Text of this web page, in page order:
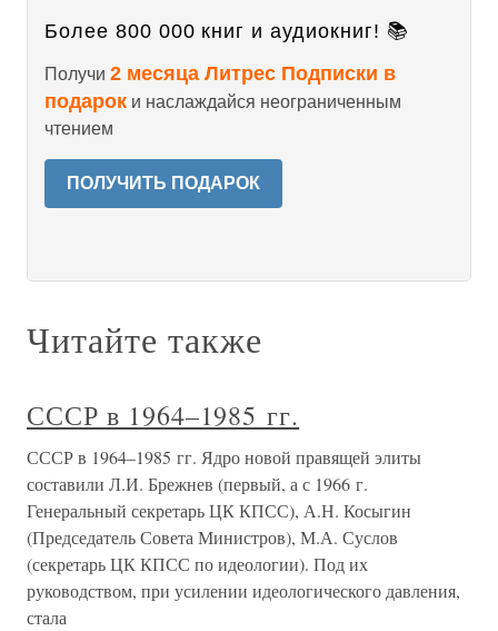
Более 800 000 книг и аудиокниг! 📚
Получи 2 месяца Литрес Подписки в
подарок и наслаждайся неограниченным
чтением
ПОЛУЧИТЬ ПОДАРОК
Читайте также
СССР в 1964–1985 гг.
СССР в 1964–1985 гг. Ядро новой правящей элиты
составили Л.И. Брежнев (первый, а с 1966 г.
Генеральный секретарь ЦК КПСС), А.Н. Косыгин
(Председатель Совета Министров), М.А. Суслов
(секретарь ЦК КПСС по идеологии). Под их
руководством, при усилении идеологического давления,
стала